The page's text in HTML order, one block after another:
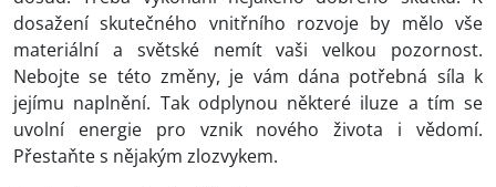
dosažení skutečného vnitřního rozvoje by mělo vše
materiální a světské nemít vaši velkou pozornost.
Nebojte se této změny, je vám dána potřebná síla k
jejímu naplnění. Tak odplynou některé iluze a tím se
uvolní energie pro vznik nového života i vědomí.
Přestaňte s nějakým zlozvykem.